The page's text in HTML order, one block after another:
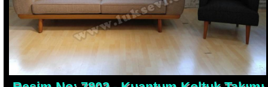
Resim No: 7802 - Kuantum Koltuk Takımı